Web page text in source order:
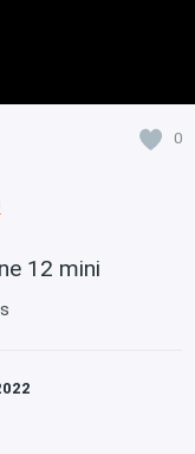
0
12 mini